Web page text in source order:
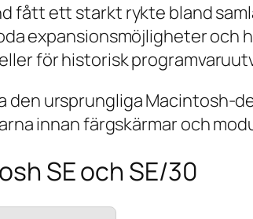
fått ett starkt rykte bland
expansionsmöjligheter och
för historisk
den ursprungliga Macintosh-
innan färgskärmar och
SE och SE/30